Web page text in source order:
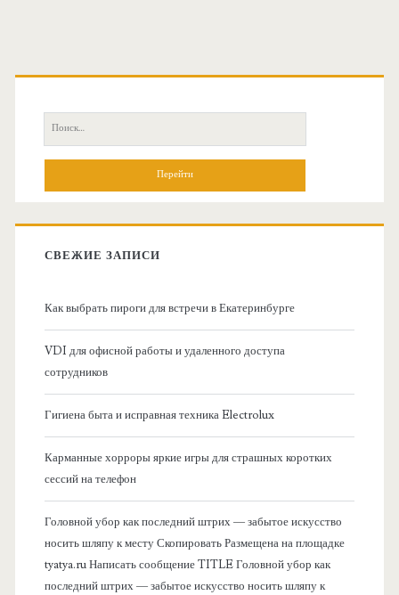
О
П
о
:
СВЕЖИЕ ЗАПИСИ
Как выбрать пироги для встречи в Екатеринбурге
VDI для офисной работы и удаленного доступа
сотрудников
Гигиена быта и исправная техника Electrolux
Карманные хорроры яркие игры для страшных коротких
сессий на телефон
Головной убор как последний штрих — забытое искусство
носить шляпу к месту Скопировать Размещена на площадке
tyatya.ru Написать сообщение TITLE Головной убор как
последний штрих — забытое искусство носить шляпу к